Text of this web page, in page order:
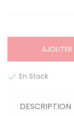
AJOUTER
 En Stock
DESCRIPTION